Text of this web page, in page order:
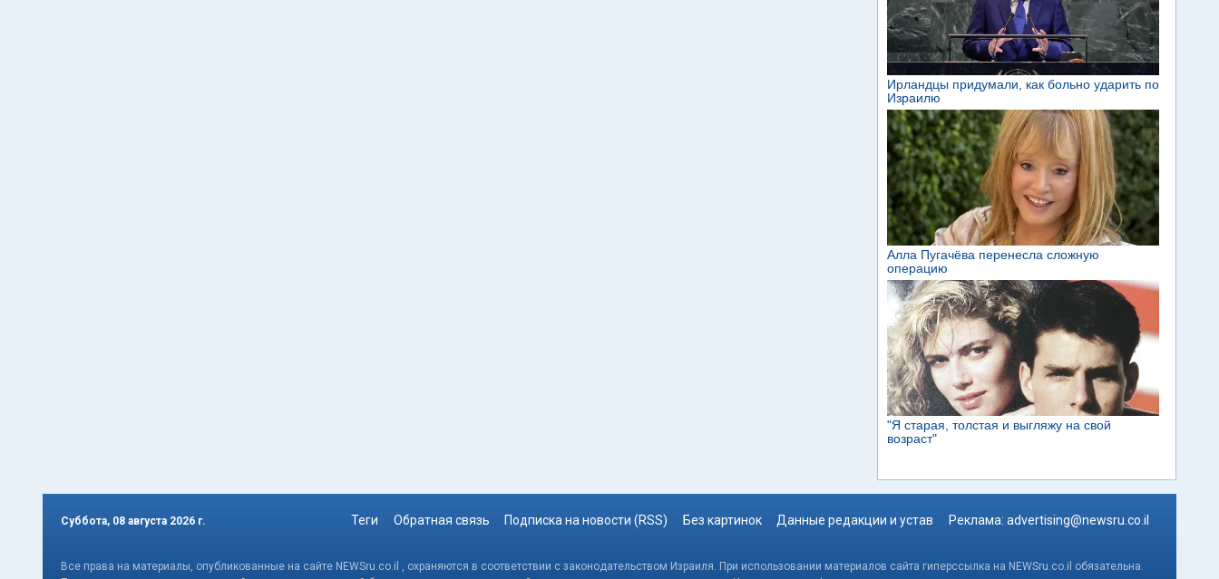
Суббота, 08 августа 2026 г. Теги Обратная связь Подписка на новости (RSS) Без картинок Данные редакции и устав Реклама: advertising@newsru.co.il
Все права на материалы, опубликованные на сайте NEWSru.co.il , охраняются в соответствии с законодательством Израиля. При использовании материалов сайта гиперссылка на NEWSru.co.il обязательна.